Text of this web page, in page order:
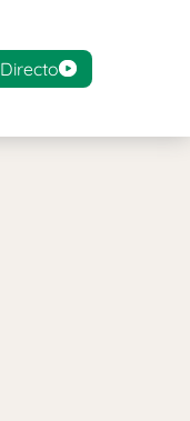
Directo